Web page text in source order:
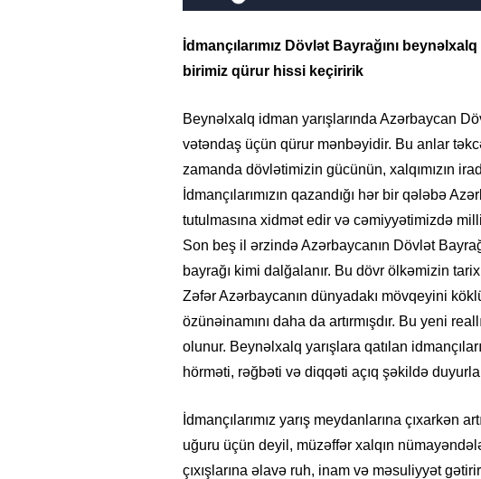
İdmançılarımız Dövlət Bayrağını
birimiz qürur hissi keçiririk
Beynəlxalq idman yarışlarında Azərbaycan
vətəndaş üçün qürur mənbəyidir. Bu anlar
zamanda dövlətimizin gücünün, xalqımızın
İdmançılarımızın qazandığı hər bir qələbə
tutulmasına xidmət edir və cəmiyyətimizdə
Son beş il ərzində Azərbaycanın Dövlət
bayrağı kimi dalğalanır. Bu dövr ölkəmizin
Zəfər Azərbaycanın dünyadakı mövqeyini
özünəinamını daha da artırmışdır. Bu yeni
olunur. Beynəlxalq yarışlara qatılan
hörməti, rəğbəti və diqqəti açıq şəkildə
İdmançılarımız yarış meydanlarına çıxarkən
uğuru üçün deyil, müzəffər xalqın
çıxışlarına əlavə ruh, inam və məsuliyyət